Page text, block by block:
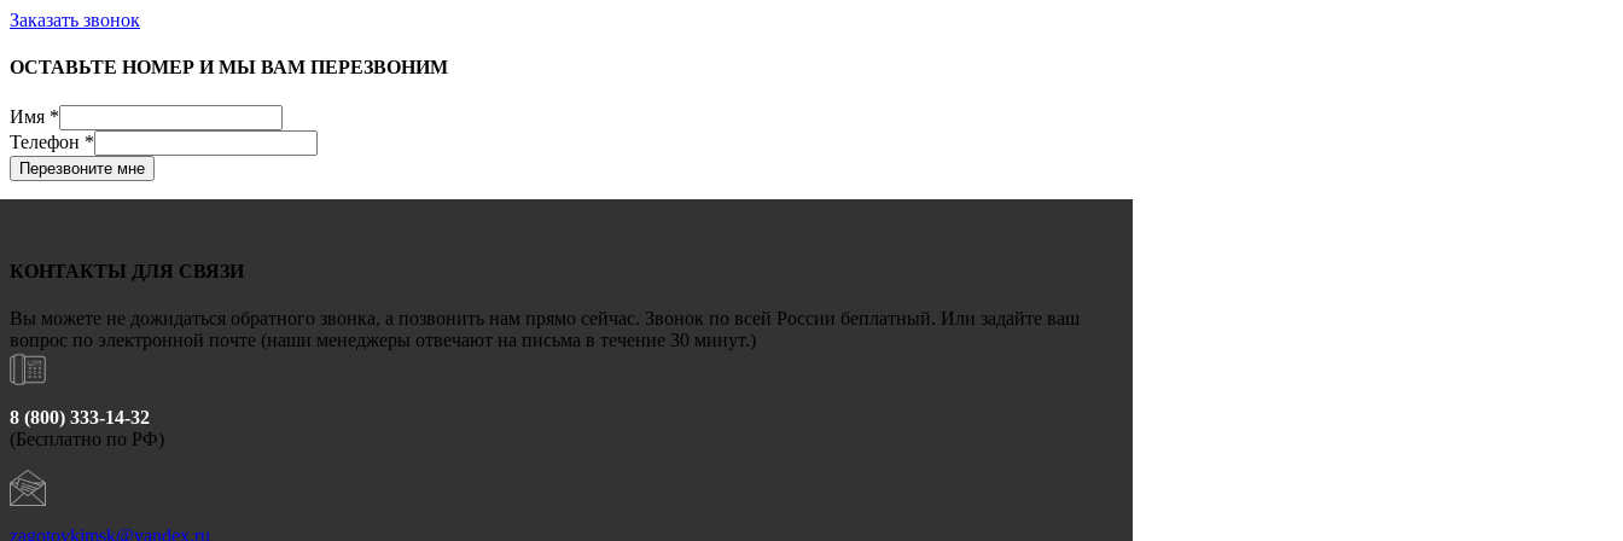
Заказать звонок
ОСТАВЬТЕ НОМЕР И МЫ ВАМ ПЕРЕЗВОНИМ
Имя *
Телефон *
Перезвоните мне
КОНТАКТЫ ДЛЯ СВЯЗИ
Вы можете не дожидаться обратного звонка, а позвонить нам прямо сейчас. Звонок по всей России беплатный. Или задайте ваш
вопрос по электронной почте (наши менеджеры отвечают на письма в течение 30 минут.)
8 (800) 333-14-32
(Бесплатно по РФ)
zagotovkimsk@yandex.ru